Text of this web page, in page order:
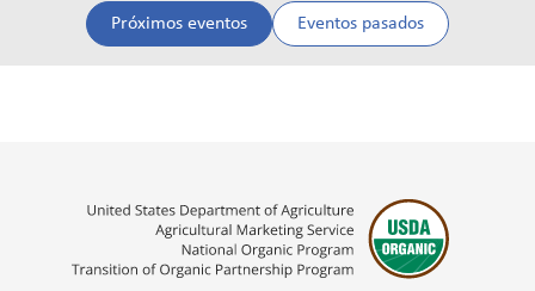
Próximos eventos Eventos pasados